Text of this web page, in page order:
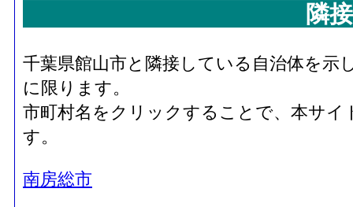
隣
千葉県館山市と隣接している自治体を示
に限ります。
市町村名をクリックすることで、本サ
す。
南房総市